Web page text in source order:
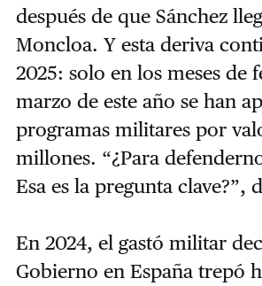
después de que Sánchez
Moncloa. Y esta deriva
2025: solo en los meses de
marzo de este año se han
programas militares por
millones. “¿Para
Esa es la pregunta clave?”,
En 2024, el gastó militar
Gobierno en España trepó